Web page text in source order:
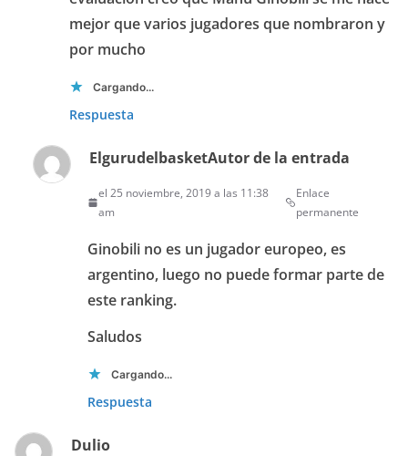
mejor que varios jugadores que nombraron y
por mucho
Cargando...
Respuesta
ElgurudelbasketAutor de la entrada
el 25 noviembre, 2019 a las 11:38
am
Enlace
permanente
Ginobili no es un jugador europeo, es
argentino, luego no puede formar parte de
este ranking.
Saludos
Cargando...
Respuesta
Dulio